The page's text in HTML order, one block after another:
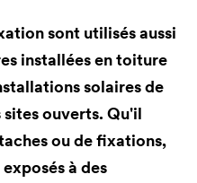
sont utilisés aussi
installées en toiture
solaires de
ouverts. Qu'il
ou de fixations,
à des